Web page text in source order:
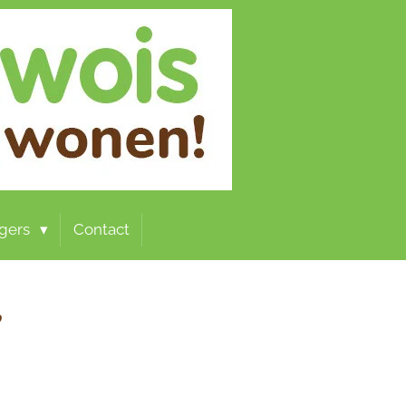
Contact